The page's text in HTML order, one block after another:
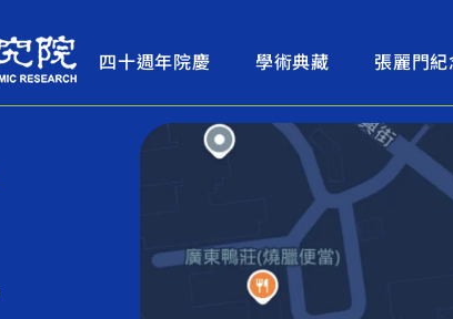
四十週年院慶 學術典藏 張麗門